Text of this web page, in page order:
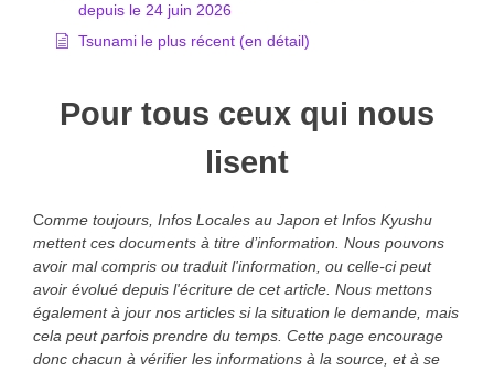
depuis le 24 juin 2026
Tsunami le plus récent (en détail)
Pour tous ceux qui nous
lisent
Comme toujours, Infos Locales au Japon et Infos Kyushu
mettent ces documents à titre d’information. Nous pouvons
avoir mal compris ou traduit l'information, ou celle-ci peut
avoir évolué depuis l'écriture de cet article. Nous mettons
également à jour nos articles si la situation le demande, mais
cela peut parfois prendre du temps. Cette page encourage
donc chacun à vérifier les informations à la source, et à se